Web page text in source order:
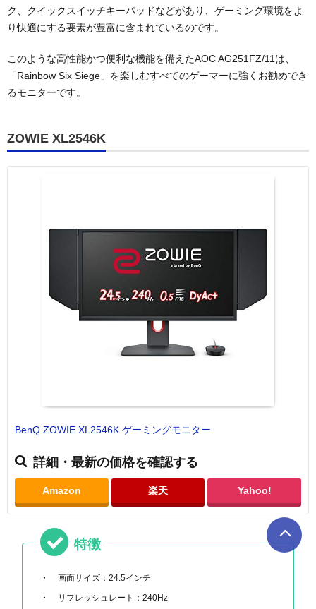
ク、クイックスイッチキーパッドなどがあり、ゲーミング環境をよ
り快適にする要素が豊富に含まれているのです。
このような高性能かつ便利な機能を備えたAOC AG251FZ/11は、
「Rainbow Six Siege」を楽しむすべてのゲーマーに強くお勧めでき
るモニターです。
ZOWIE XL2546K
BenQ ZOWIE XL2546K ゲーミングモニター
詳細・最新の価格を確認する
Amazon 楽天 Yahoo!
特徴
画面サイズ：24.5インチ
リフレッシュレート：240Hz